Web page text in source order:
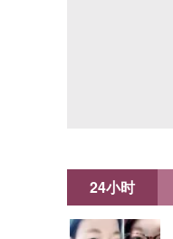
24小时